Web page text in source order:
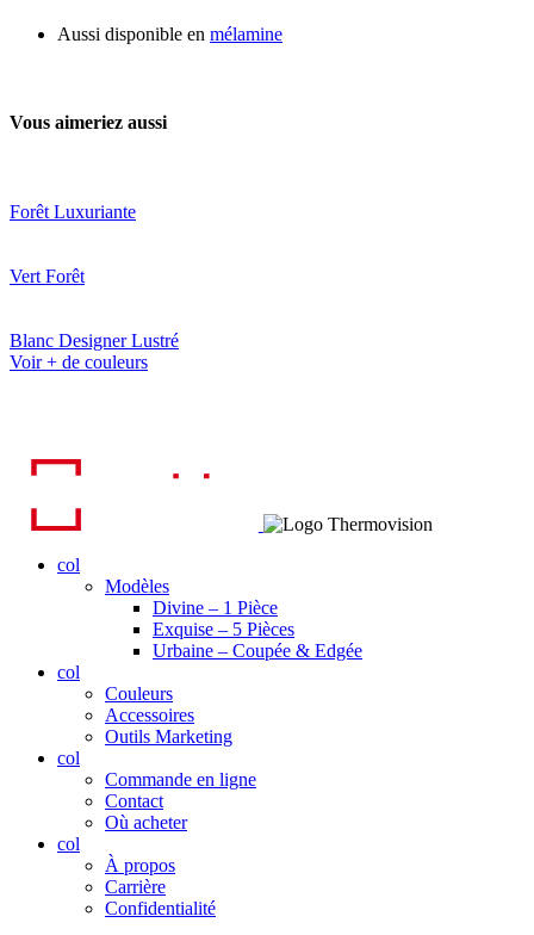
Aussi disponible en mélamine
Vous aimeriez aussi
Forêt Luxuriante
Vert Forêt
Blanc Designer Lustré
Voir + de couleurs
col
Modèles
Divine – 1 Pièce
Exquise – 5 Pièces
Urbaine – Coupée & Edgée
col
Couleurs
Accessoires
Outils Marketing
col
Commande en ligne
Contact
Où acheter
col
À propos
Carrière
Confidentialité